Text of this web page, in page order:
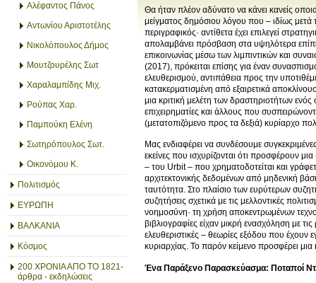
Αλέφαντος Πάνος
Αντωνίου Αριστοτέλης
Νικολόπουλος Δήμος
Μουτζουρέλης Σωτ
Χαραλαμπίδης Μιχ.
Ρούπας Χαρ.
Παμπούκη Ελένη
Σωτηρόπουλος Σωτ.
Οικονόμου Κ.
Πολιτισμός
ΕΥΡΩΠΗ
ΒΑΛΚΑΝΙΑ
Κόσμος
200 ΧΡΟΝΙΑ ΑΠΟ ΤΟ 1821-
άρθρα - εκδηλώσεις
Θα ήταν πλέον αδύνατο να κάνει κανείς
μείγματος δημόσιου λόγου που – ιδίως μετά
περιγραφικός· αντίθετα έχει επιλεγεί
απολαμβάνει πρόσβαση στα υψηλότερα
επικοινωνίας μέσω των λιμπιντικών και
(2017), πρόκειται επίσης για έναν
ελευθερισμού, αντιπάθεια προς την
κατακερματισμένη από εξαιρετικά
μια κριτική μελέτη των δραστηριοτήτων
επιχειρηματίες και άλλους που
(μετατοπιζόμενο προς τα δεξιά) κυρίαρχο
Μας ενδιαφέρει να συνδέσουμε
εκείνες που ισχυρίζονται ότι προσφέρουν
– του Urbit – που χρηματοδοτείται και
αρχιτεκτονικής δεδομένων από μηδενική
ταυτότητα. Στο πλαίσιο των ευρύτερων
συζητήσεις σχετικά με τις μελλοντικές
νοημοσύνη· τη χρήση αποκεντρωμένων
βιβλιογραφίες είχαν μικρή ενασχόληση με
ελευθεριστικές – θεωρίες εξόδου που έχουν
κυριαρχίας. Το παρόν κείμενο προσφέρει μια
Ένα Παράξενο Παρασκεύασμα: Ποταποί